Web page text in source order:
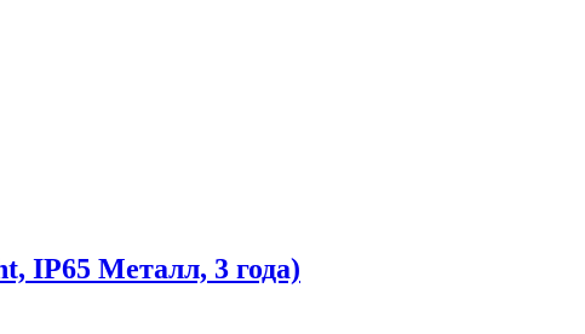
IP65 Металл, 3 года)